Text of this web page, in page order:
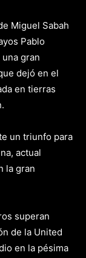
Miguel Sabah
Pablo
gran
dejó en el
en tierras
un triunfo para
actual
la gran
superan
de la United
en la pésima